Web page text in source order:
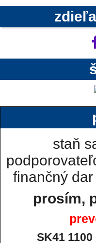
staň
finančný
prosím,
SK41 1100